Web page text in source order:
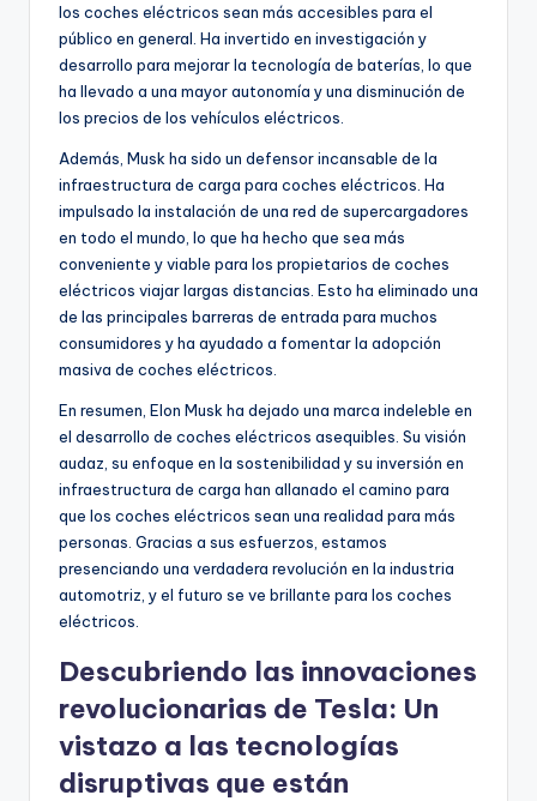
los coches eléctricos sean más accesibles para el
público en general. Ha invertido en investigación y
desarrollo para mejorar la tecnología de baterías, lo que
ha llevado a una mayor autonomía y una disminución de
los precios de los vehículos eléctricos.
Además, Musk ha sido un defensor incansable de la
infraestructura de carga para coches eléctricos. Ha
impulsado la instalación de una red de supercargadores
en todo el mundo, lo que ha hecho que sea más
conveniente y viable para los propietarios de coches
eléctricos viajar largas distancias. Esto ha eliminado una
de las principales barreras de entrada para muchos
consumidores y ha ayudado a fomentar la adopción
masiva de coches eléctricos.
En resumen, Elon Musk ha dejado una marca indeleble en
el desarrollo de coches eléctricos asequibles. Su visión
audaz, su enfoque en la sostenibilidad y su inversión en
infraestructura de carga han allanado el camino para
que los coches eléctricos sean una realidad para más
personas. Gracias a sus esfuerzos, estamos
presenciando una verdadera revolución en la industria
automotriz, y el futuro se ve brillante para los coches
eléctricos.
Descubriendo las innovaciones
revolucionarias de Tesla: Un
vistazo a las tecnologías
disruptivas que están